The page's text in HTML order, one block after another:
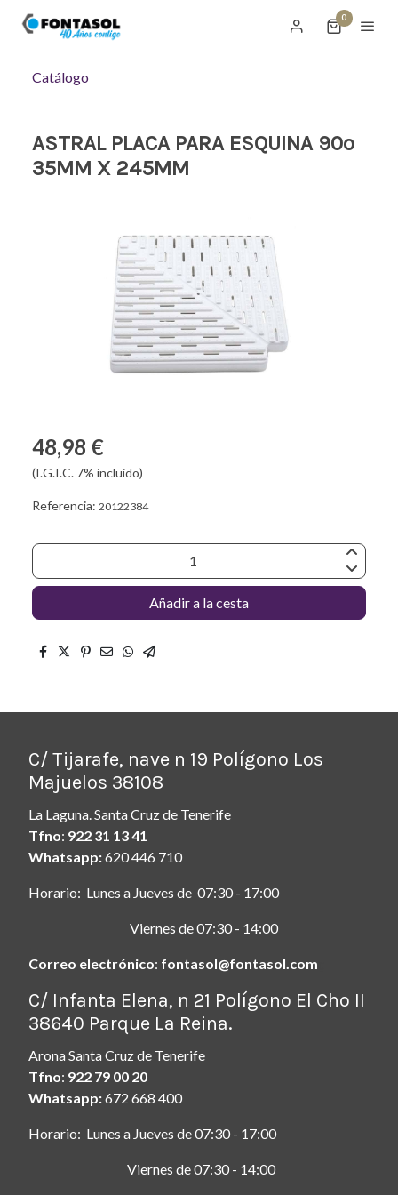
0
Catálogo
ASTRAL PLACA PARA ESQUINA 90º
35MM X 245MM
48,98 €
(I.G.I.C. 7% incluido)
Referencia: 20122384
Añadir a la cesta
C/ Tijarafe, nave n 19 Polígono Los
Majuelos 38108
La Laguna. Santa Cruz de Tenerife
Tfno: 922 31 13 41
Whatsapp:620 446 710
Horario: Lunes a Jueves de 07:30 - 17:00
Viernes de 07:30 - 14:00
Correo electrónico: fontasol@fontasol.com
C/ Infanta Elena, n 21 Polígono El Cho II
38640 Parque La Reina.
Arona Santa Cruz de Tenerife
Tfno: 922 79 00 20
Whatsapp:672 668 400
Horario: Lunes a Jueves de 07:30 - 17:00
Viernes de 07:30 - 14:00